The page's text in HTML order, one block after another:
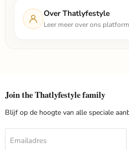
Over Thatlyfestyle
Leer meer over ons
Join the Thatlyfestyle family
Blijf op de hoogte van alle speciale
Emailadres